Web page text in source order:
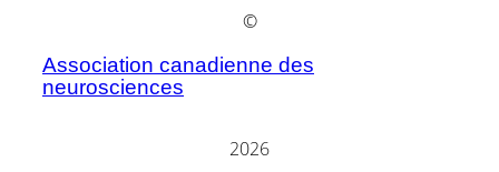
©
Association canadienne des
neurosciences
2026